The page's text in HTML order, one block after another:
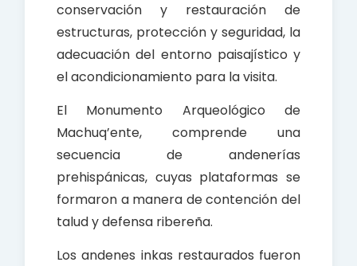
conservación y restauración de
estructuras, protección y seguridad, la
adecuación del entorno paisajístico y
el acondicionamiento para la visita.
El Monumento Arqueológico de
Machuq’ente, comprende una
secuencia de andenerías
prehispánicas, cuyas plataformas se
formaron a manera de contención del
talud y defensa ribereña.
Los andenes inkas restaurados fueron